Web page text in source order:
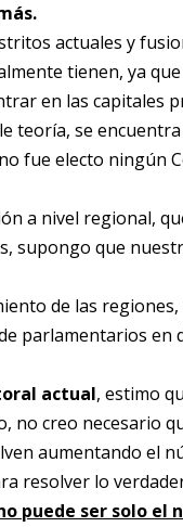
actuales y
tienen, ya
en las capitales
teoría, se
fue electo ningún
a nivel regional,
supongo que
de las
parlamentarios en
actual, estimo
no creo necesario
aumentando el
resolver lo
puede ser solo el